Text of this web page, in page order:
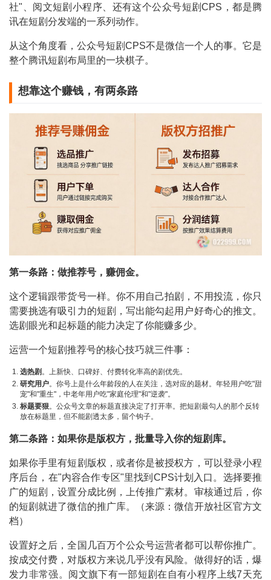
社"、阅文短剧小程序、还有这个公众号短剧CPS，都是腾
讯在短剧分发端的一系列动作。
从这个角度看，公众号短剧CPS不是微信一个人的事。它是
整个腾讯短剧布局里的一块棋子。
想靠这个赚钱，有两条路
第一条路：做推荐号，赚佣金。
这个逻辑跟带货号一样。你不用自己拍剧，不用投流，你只
需要挑选有吸引力的短剧，写出能勾起用户好奇心的推文。
选剧眼光和起标题的能力决定了你能赚多少。
运营一个短剧推荐号的核心技巧就三件事：
选热剧 。上新快、口碑好、付费转化率高的剧优先。
研究用户。你号上是什么年龄段的人在关注，选对应的题材。年轻用户吃"甜
宠"和"重生"，中老年用户吃"家庭伦理"和"逆袭"。
标题要狠。公众号文章的标题直接决定了打开率。把短剧最勾人的那个反转
放在标题里，但不能剧透太多，留个钩子。
第二条路：如果你是版权方，批量导入你的短剧库。
如果你手里有短剧版权，或者你是被授权方，可以登录小程
序后台，在"内容合作专区"里找到CPS计划入口。选择要推
广的短剧，设置分成比例，上传推广素材。审核通过后，你
的短剧就进了微信的推广库。（来源：微信开放社区官方文
档）
设置好之后，全国几百万个公众号运营者都可以帮你推广。
按成交付费，对版权方来说几乎没有风险。做得好的话，爆
发力非常强。阅文旗下有一部短剧在自有小程序上线7天充